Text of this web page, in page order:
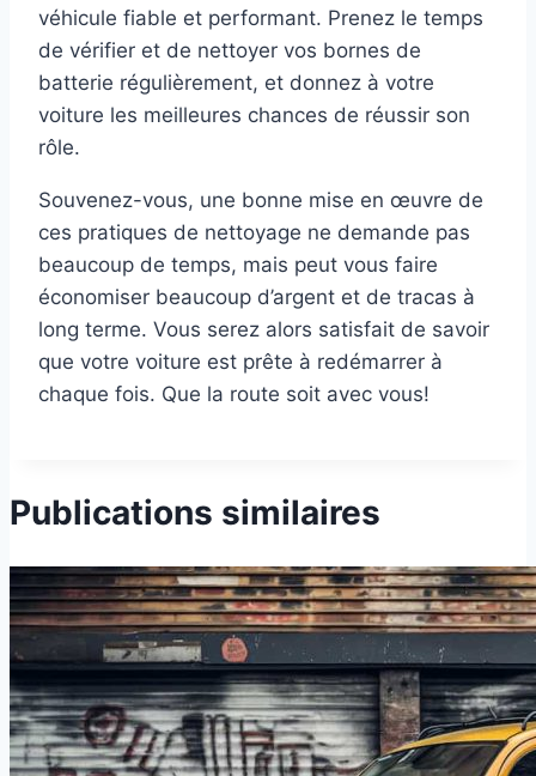
véhicule fiable et performant. Prenez le temps
de vérifier et de nettoyer vos bornes de
batterie régulièrement, et donnez à votre
voiture les meilleures chances de réussir son
rôle.
Souvenez-vous, une bonne mise en œuvre de
ces pratiques de nettoyage ne demande pas
beaucoup de temps, mais peut vous faire
économiser beaucoup d’argent et de tracas à
long terme. Vous serez alors satisfait de savoir
que votre voiture est prête à redémarrer à
chaque fois. Que la route soit avec vous!
Publications similaires